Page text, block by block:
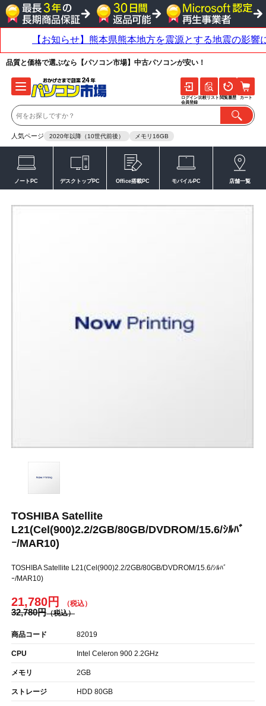
品質と価格で選ぶなら【パソコン市場】中古パソコンが安い！
人気ページ 2020年以降（10世代前後） メモリ16GB
ログイン
会員登録
比較リスト 閲覧履歴 カート
ノートPC デスクトップPC Office搭載PC モバイルPC 店舗一覧
TOSHIBA Satellite
L21(Cel(900)2.2/2GB/80GB/DVDROM/15.6/ｼﾙﾊﾞ
ｰ/MAR10)
TOSHIBA Satellite L21(Cel(900)2.2/2GB/80GB/DVDROM/15.6/ｼﾙﾊﾞ
ｰ/MAR10)
21,780円
32,780円
商品コード 82019
CPU Intel Celeron 900 2.2GHz
メモリ 2GB
ストレージ HDD 80GB